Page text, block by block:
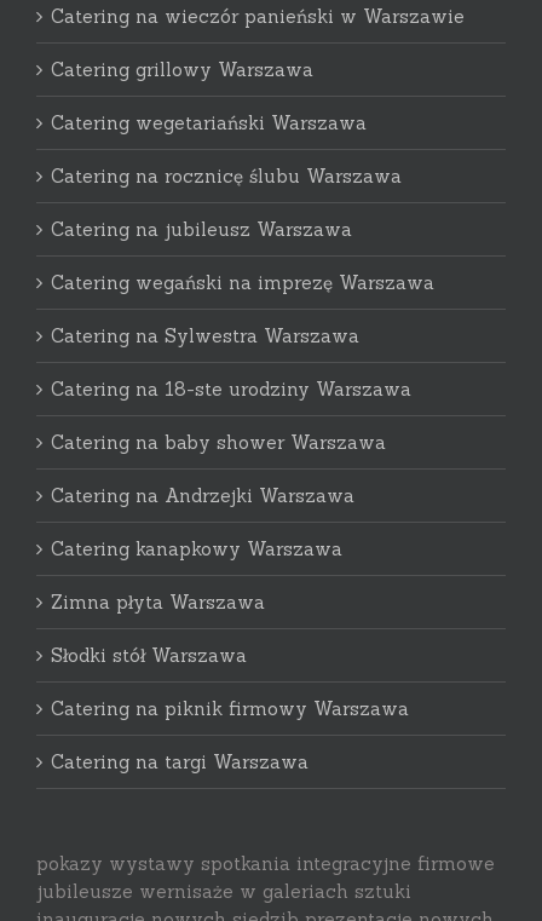
Catering na wieczór panieński w Warszawie
Catering grillowy Warszawa
Catering wegetariański Warszawa
Catering na rocznicę ślubu Warszawa
Catering na jubileusz Warszawa
Catering wegański na imprezę Warszawa
Catering na Sylwestra Warszawa
Catering na 18-ste urodziny Warszawa
Catering na baby shower Warszawa
Catering na Andrzejki Warszawa
Catering kanapkowy Warszawa
Zimna płyta Warszawa
Słodki stół Warszawa
Catering na piknik firmowy Warszawa
Catering na targi Warszawa
pokazy wystawy spotkania integracyjne firmowe
jubileusze wernisaże w galeriach sztuki